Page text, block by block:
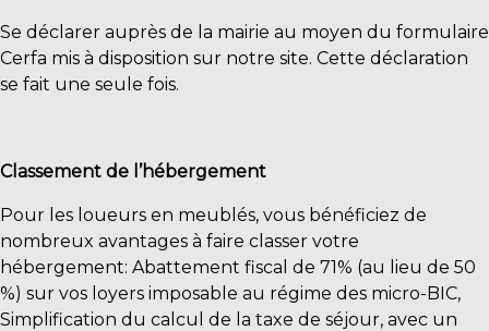
Se déclarer auprès de la mairie au moyen du formulaire
Cerfa mis à disposition sur notre site. Cette déclaration
se fait une seule fois.
Classement de l’hébergement
Pour les loueurs en meublés, vous bénéficiez de
nombreux avantages à faire classer votre
hébergement: Abattement fiscal de 71% (au lieu de 50
%) sur vos loyers imposable au régime des micro-BIC,
Simplification du calcul de la taxe de séjour, avec un